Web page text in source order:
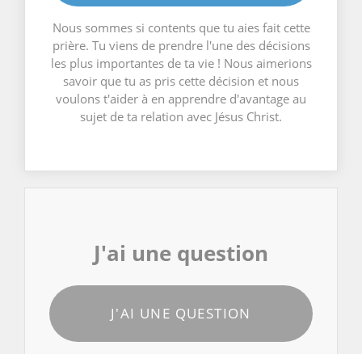
Nous sommes si contents que tu aies fait cette
prière. Tu viens de prendre l'une des décisions
les plus importantes de ta vie ! Nous aimerions
savoir que tu as pris cette décision et nous
voulons t'aider à en apprendre d'avantage au
sujet de ta relation avec Jésus Christ.
J'ai une question
J'AI UNE QUESTION